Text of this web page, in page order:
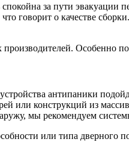
за пути эвакуации
говорит о качестве
Особенно
антипаники
или конструкций из
мы рекомендуем
или типа дверного